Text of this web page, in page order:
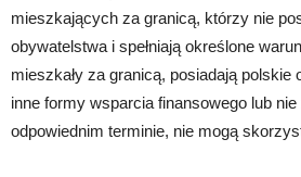
mieszkających za granicą, którzy nie
obywatelstwa i spełniają określone
mieszkały za granicą, posiadają polskie
inne formy wsparcia finansowego lub nie
odpowiednim terminie, nie mogą